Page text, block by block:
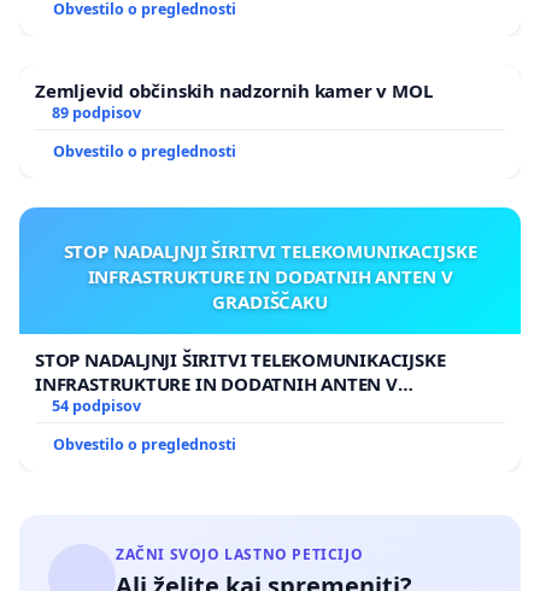
vso kjer prirejajo strelska tekmovanja.............
Obvestilo o preglednosti
Zemljevid občinskih nadzornih kamer v MOL
89 podpisov
Obvestilo o preglednosti
STOP NADALJNJI ŠIRITVI TELEKOMUNIKACIJSKE
INFRASTRUKTURE IN DODATNIH ANTEN V
GRADIŠČAKU
STOP NADALJNJI ŠIRITVI TELEKOMUNIKACIJSKE
INFRASTRUKTURE IN DODATNIH ANTEN V
GRADIŠČAKU
54 podpisov
Obvestilo o preglednosti
ZAČNI SVOJO LASTNO PETICIJO